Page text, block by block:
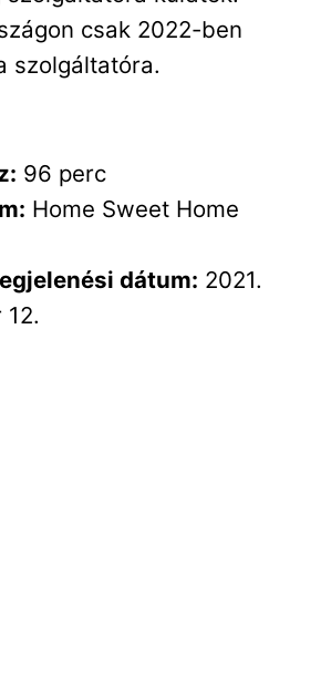
csak 2022-ben
szolgáltatóra.
96 perc
Home Sweet Home
dátum: 2021.